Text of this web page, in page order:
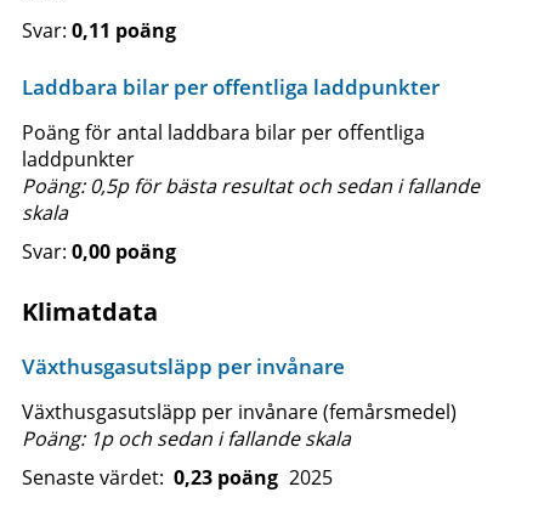
0,11 poäng
Laddbara bilar per offentliga laddpunkter
Poäng för antal laddbara bilar per offentliga
laddpunkter
Poäng: 0,5p för bästa resultat och sedan i fallande
skala
0,00 poäng
Klimatdata
Växthusgasutsläpp per invånare
Växthusgasutsläpp per invånare (femårsmedel)
Poäng: 1p och sedan i fallande skala
Senaste värdet: 0,23 poäng 2025